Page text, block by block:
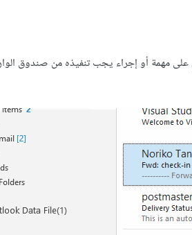
مهمة أو إجراء يجب تنفيذه من صندوق